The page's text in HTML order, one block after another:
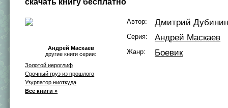
скачать книгу бесплатно
Андрей Маскаев
другие книги серии:
Золотой иероглиф
Срочный груз из прошлого
Узурпатор ниоткуда
Все книги »
Автор: Дмитрий
Серия: Андрей Маскаев
Жанр: Боевик